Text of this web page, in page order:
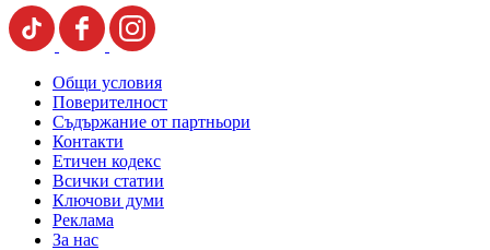
Общи условия
Поверителност
Съдържание от партньори
Контакти
Етичен кодекс
Всички статии
Ключови думи
Реклама
За нас